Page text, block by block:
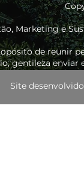
Marketing e
de reunir
gentileza
Site